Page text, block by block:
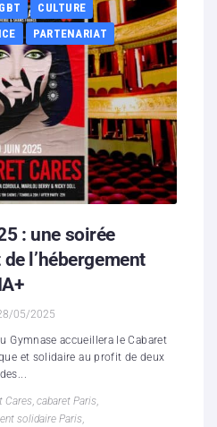
CULTURE
PARTENARIAT
: une soirée
l’hébergement
05/2025
Gymnase accueillera le Cabaret
et solidaire au profit de deux
Cares, cabaret Paris,
solidaire Paris,